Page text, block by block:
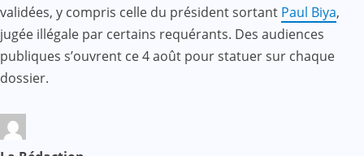
validées, y compris celle du président sortant Paul Biya,
jugée illégale par certains requérants. Des audiences
publiques s’ouvrent ce 4 août pour statuer sur chaque
dossier.